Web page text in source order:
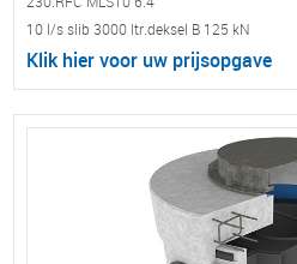
10 l/s slib 3000 ltr.deksel B 125 kN
Klik hier voor uw prijsopgave